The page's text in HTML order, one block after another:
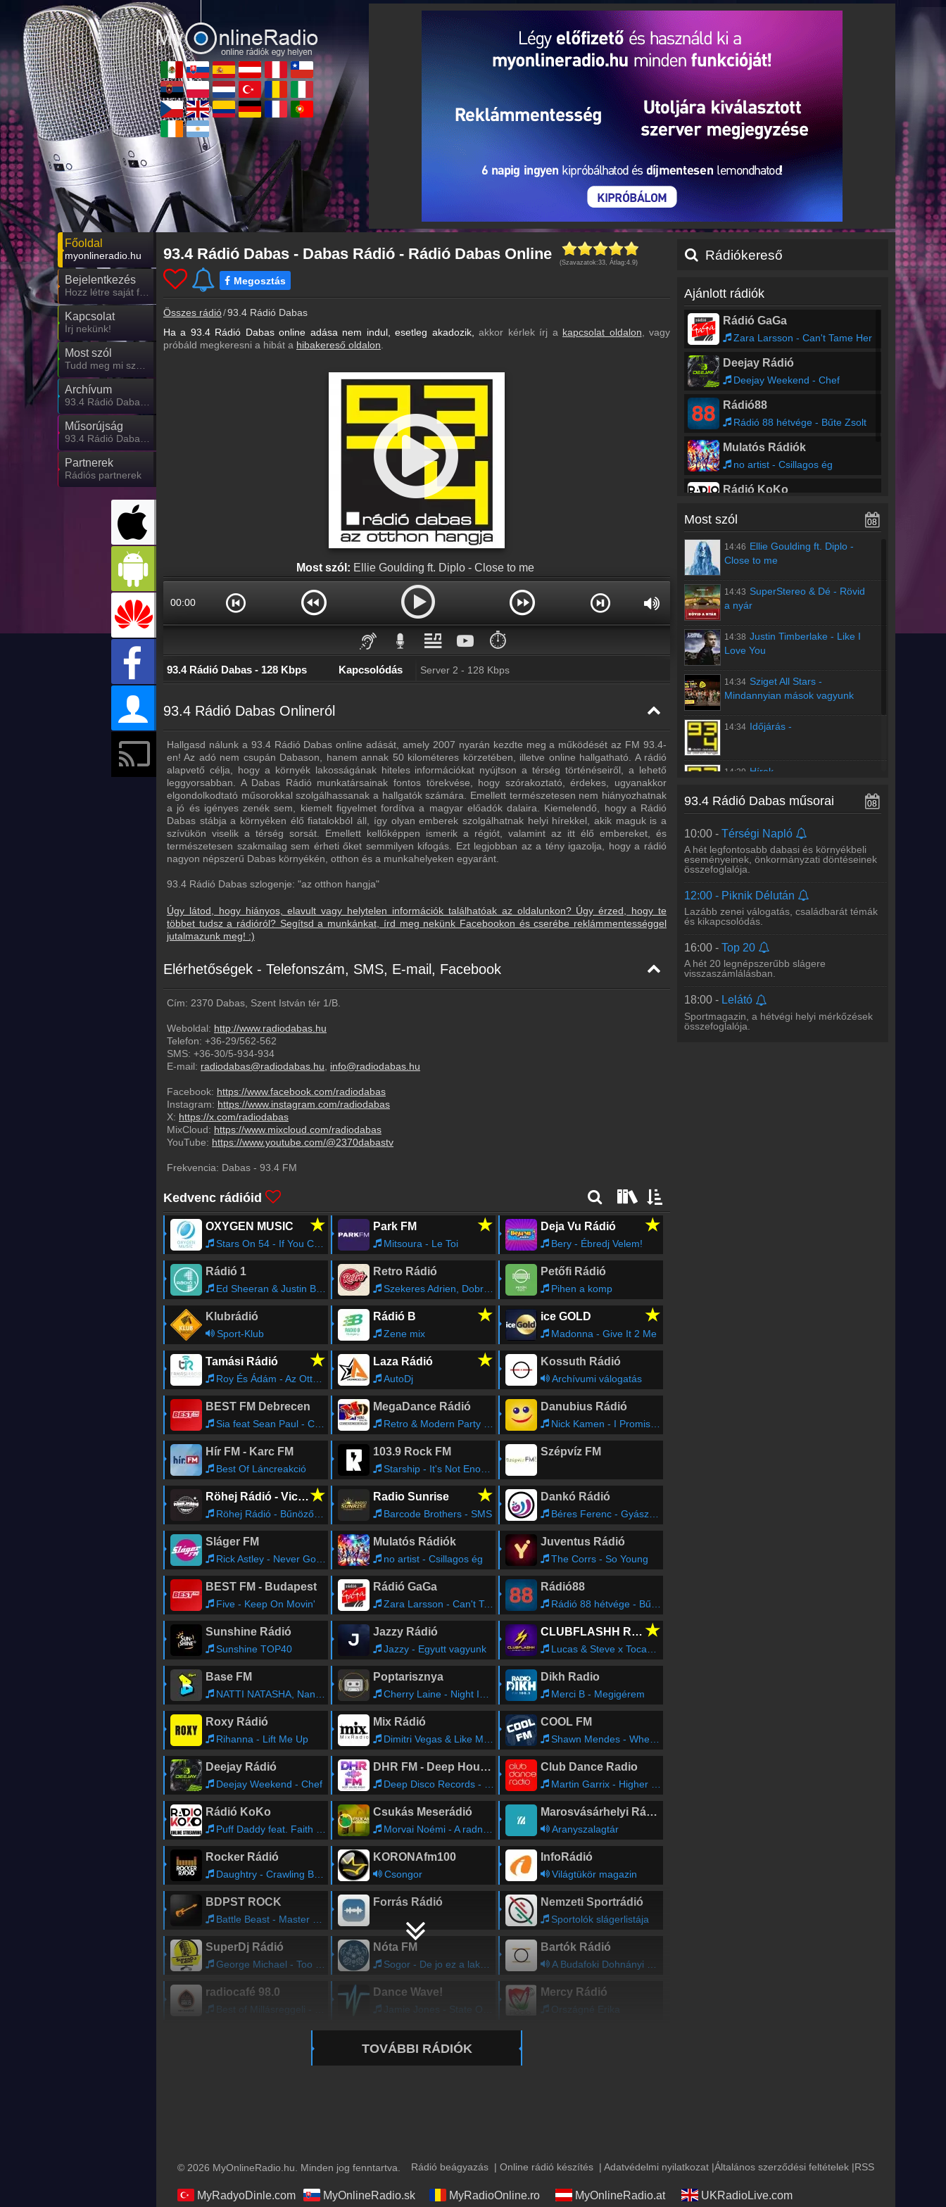
Főoldal
myonlineradio.hu
Bejelentkezés
Kapcsolat
Írj nekünk!
Most szól
Archívum
Műsorújság
Partnerek
Rádiós partnerek
93.4 Rádió Dabas - Dabas Rádió - Rádió Dabas Online (Szavazatok:33, Átlag:4.9)
Megosztás
Összes rádió 93.4 Rádió Dabas
Ha a 93.4 Rádió Dabas online adása nem indul, esetleg akadozik,
akkor kérlek írj a kapcsolat oldalon , vagy
próbáld megkeresni a hibát a hibakereső oldalon
Most szól: Ellie Goulding ft. Diplo - Close to me
00:00
⏱️
93.4 Rádió Dabas - 128 Kbps Kapcsolódás Server 2 - 128 Kbps
93.4 Rádió Dabas Onlineról
Hallgasd nálunk a 93.4 Rádió Dabas online adását, amely 2007 nyarán kezdte meg a működését az FM 93.4-
en! Az adó nem csupán Dabason, hanem annak 50 kilométeres körzetében, illetve online hallgatható. A rádió
alapvető célja, hogy a környék lakosságának hiteles információkat nyújtson a térség történéseiről, a lehető
leggyorsabban. A Dabas Rádió munkatársainak fontos törekvése, hogy szórakoztató, érdekes, ugyanakkor
elgondolkodtató műsorokkal szolgálhassanak a hallgatók számára. Emellett természetesen nem hiányozhatnak
a jó és igényes zenék sem, kiemelt figyelmet fordítva a magyar előadók dalaira. Kiemelendő, hogy a Rádió
Dabas stábja a környéken élő fiatalokból áll, így olyan emberek szolgálhatnak helyi hírekkel, akik maguk is a
szívükön viselik a térség sorsát. Emellett kellőképpen ismerik a régiót, valamint az itt élő embereket, és
természetesen szakmailag sem érheti őket semmilyen kifogás. Ezt legjobban az a tény igazolja, hogy a rádió
nagyon népszerű Dabas környékén, otthon és a munkahelyeken egyaránt.
93.4 Rádió Dabas szlogenje: "az otthon hangja"
Úgy látod, hogy hiányos, elavult vagy helytelen információk találhatóak az oldalunkon? Úgy érzed, hogy te
többet tudsz a rádióról? Segítsd a munkánkat, írd meg nekünk Facebookon és cserébe reklámmentességgel
jutalmazunk meg! :)
Elérhetőségek - Telefonszám, SMS, E-mail, Facebook
Cím: 2370 Dabas, Szent István tér 1/B.
Weboldal: http://www.radiodabas.hu
Telefon: +36-29/562-562
SMS: +36-30/5-934-934
E-mail: radiodabas@radiodabas.hu info@radiodabas.hu
Facebook: https://www.facebook.com/radiodabas
Instagram: https://www.instagram.com/radiodabas
X: https://x.com/radiodabas
MixCloud: https://www.mixcloud.com/radiodabas
YouTube: https://www.youtube.com/@2370dabastv
Frekvencia: Dabas - 93.4 FM
Kedvenc rádióid
OXYGEN MUSIC ★
Stars On 54 - If You Could Read My Mind
Park FM ★
Mitsoura - Le Toi
Deja Vu Rádió ★
Bery - Ébredj Velem!
Rádió 1
Ed Sheeran & Justin Bieber - I Don't Care
Retro Rádió
Szekeres Adrien, Dobrády Ákos - Híd A Folyót
Petőfi Rádió
Pihen a komp
Klubrádió
Sport-Klub
Rádió B ★
Zene mix
ice GOLD ★
Madonna - Give It 2 Me
Tamási Rádió ★
Roy És Ádám - Az Otthon Itt Van
Laza Rádió ★
AutoDj
Kossuth Rádió
Archívumi válogatás
BEST FM Debrecen
Sia feat Sean Paul - Cheap Thrills
MegaDance Rádió
Retro & Modern Party Live Mix
Danubius Rádió
Nick Kamen - I Promised Myself
Hír FM - Karc FM
Best Of Láncreakció
103.9 Rock FM
Starship - It's Not Enough
Szépvíz FM
Röhej Rádió - Vicc az egész★
Röhej Rádió - Bűnözős14
Radio Sunrise ★
Barcode Brothers - SMS
Dankó Rádió
Béres Ferenc - Gyászba borult az életem
Sláger FM
Rick Astley - Never Gonna Give You Up
Mulatós Rádiók
no artist - Csillagos ég
Juventus Rádió
The Corrs - So Young
BEST FM - Budapest
Five - Keep On Movin'
Rádió GaGa
Zara Larsson - Can't Tame Her
Rádió88
Rádió 88 hétvége - Bűte Zsolt
Sunshine Rádió
Sunshine TOP40
Jazzy Rádió
Jazzy - Egyutt vagyunk
CLUBFLASHH Radio ★
Lucas & Steve x Tocadisco - Morumbi
Base FM
NATTI NATASHA, Nando Boom, Dímelo Flow - DEM BOW
Poptarisznya
Cherry Laine - Night In Chicago
Dikh Radio
Merci B - Megigérem
Roxy Rádió
Rihanna - Lift Me Up
Mix Rádió
Dimitri Vegas & Like Mike, Felix Jaehn, Nea - Heard About Me (Dj Trojan Extended Remix)
COOL FM
Shawn Mendes - When You're Gone
Deejay Rádió
Deejay Weekend - Chef
DHR FM - Deep House Radio
Deep Disco Records - Millios - Not Gonna Let You
Club Dance Radio
Martin Garrix - Higher Ground (Feat John Martin)
Rádió KoKo
Puff Daddy feat. Faith Evans, 112 - Ill Be Missing You
Csukás Meserádió
Morvai Noémi - A radnóti fecskék
Marosvásárhelyi Rádió
Aranyszalagtár
Rocker Rádió
Daughtry - Crawling Back to You
KORONAfm100
Csongor
InfoRádió
Világtükör magazin
BDPST ROCK
Battle Beast - Master of Illusion
Forrás Rádió Nemzeti Sportrádió
Sportolók slágerlistája
SuperDj Rádió
George Michael - Too Funky
Nóta FM
Sogor - De jo ez a lakodalom
Bartók Rádió
A Budafoki Dohnányi Zenekar hangversenye
radiocafé 98.0
Best of Millásreggeli - a gazdasági muppet show
Dance Wave!
Jamie Jones - State Of Mind
Mercy Rádió
Országné Erika
TOVÁBBI RÁDIÓK
Rádiókereső
Ajánlott rádiók
Rádió GaGa
Zara Larsson - Can't Tame Her
Deejay Rádió
Deejay Weekend - Chef
Rádió88
Rádió 88 hétvége - Bűte Zsolt
Mulatós Rádiók
no artist - Csillagos ég
Rádió KoKo
Poptarisznya
Cherry Laine - Night In Chicago
Most szól 08
14:46 Ellie Goulding ft. Diplo -
Close to me
14:43 SuperStereo & Dé - Rövid
a nyár
14:38 Justin Timberlake - Like I
Love You
14:34 Sziget All Stars -
Mindannyian mások vagyunk
14:34 Időjárás -
14:29 Hírek
Régebbi számok lekérése
93.4 Rádió Dabas műsorai 08
07:00 - Gazd-ÁSZ
Agrármagazin gazdálkodóknak, piaci
árakkal és szakmai tanácsokkal.
Hétvégi szórakoztató magazin, benne a
Térségi Naplóval.
10:00 - Térségi Napló
A hét legfontosabb dabasi és környékbeli
eseményeinek, önkormányzati döntéseinek
összefoglalója.
12:00 - Piknik Délután
Lazább zenei válogatás, családbarát témák
és kikapcsolódás.
16:00 - Top 20
A hét 20 legnépszerűbb slágere
visszaszámlálásban.
18:00 - Lelátó
Sportmagazin, a hétvégi helyi mérkőzések
összefoglalója.
© 2026 MyOnlineRadio.hu. Minden jog fenntartva. Rádió beágyazás | Online rádió készítés | Adatvédelmi nyilatkozat |Általános szerződési feltételek |RSS
MyRadyoDinle.com MyOnlineRadio.sk MyRadioOnline.ro MyOnlineRadio.at UKRadioLive.com